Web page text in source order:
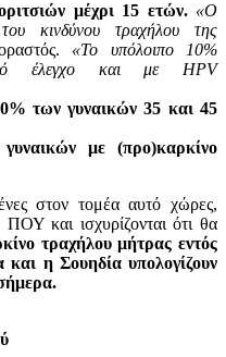
μέχρι 15 ετών. «Ο
κινδύνου τραχήλου της
«Το υπόλοιπο 10%
έλεγχο και με HPV
των γυναικών 35 και 45
με (προ)καρκίνο
στον τομέα αυτό χώρες,
και ισχυρίζονται ότι θα
τραχήλου μήτρας εντός
και η Σουηδία υπολογίζουν